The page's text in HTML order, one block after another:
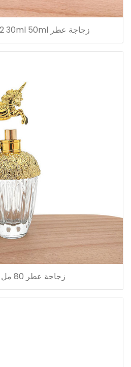
زجاجة عطر pw1001 pw1002 30ml 50ml
زجاجة عطر 80 مل pw1003